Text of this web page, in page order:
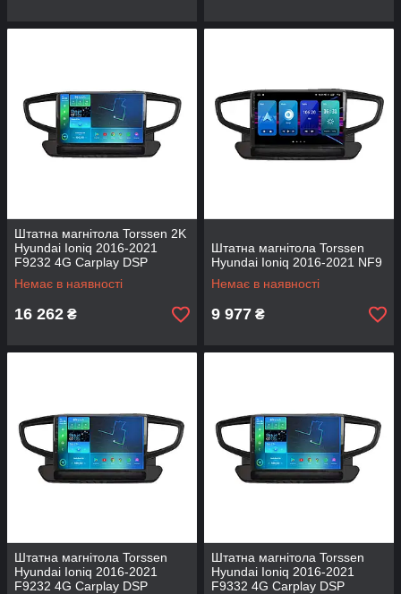
Штатна магнітола Torssen 2K
Hyundai Ioniq 2016-2021
F9232 4G Carplay DSP
Немає в наявності
16 262 ₴
Штатна магнітола Torssen
Hyundai Ioniq 2016-2021 NF9
Немає в наявності
9 977 ₴
Штатна магнітола Torssen
Hyundai Ioniq 2016-2021
F9232 4G Carplay DSP
Штатна магнітола Torssen
Hyundai Ioniq 2016-2021
F9332 4G Carplay DSP